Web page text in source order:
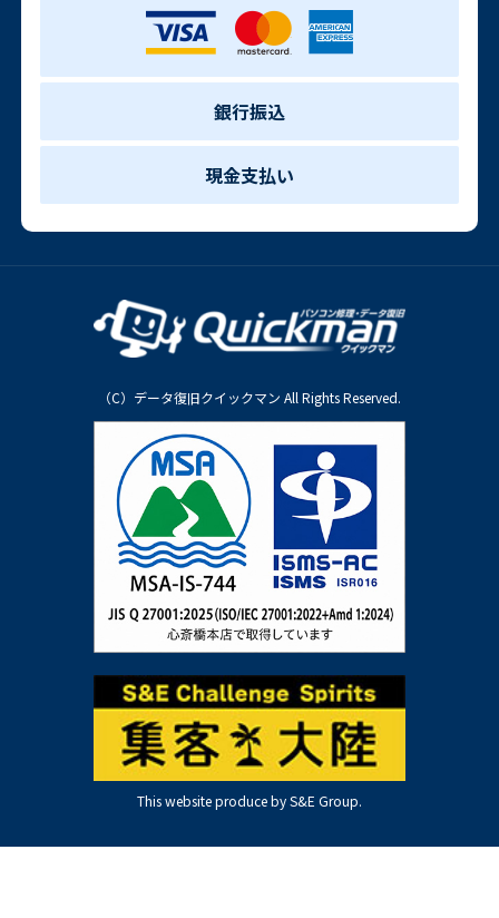
銀行振込
現金支払い
（C）データ復旧クイックマン All Rights Reserved.
This website produce by S&E Group.